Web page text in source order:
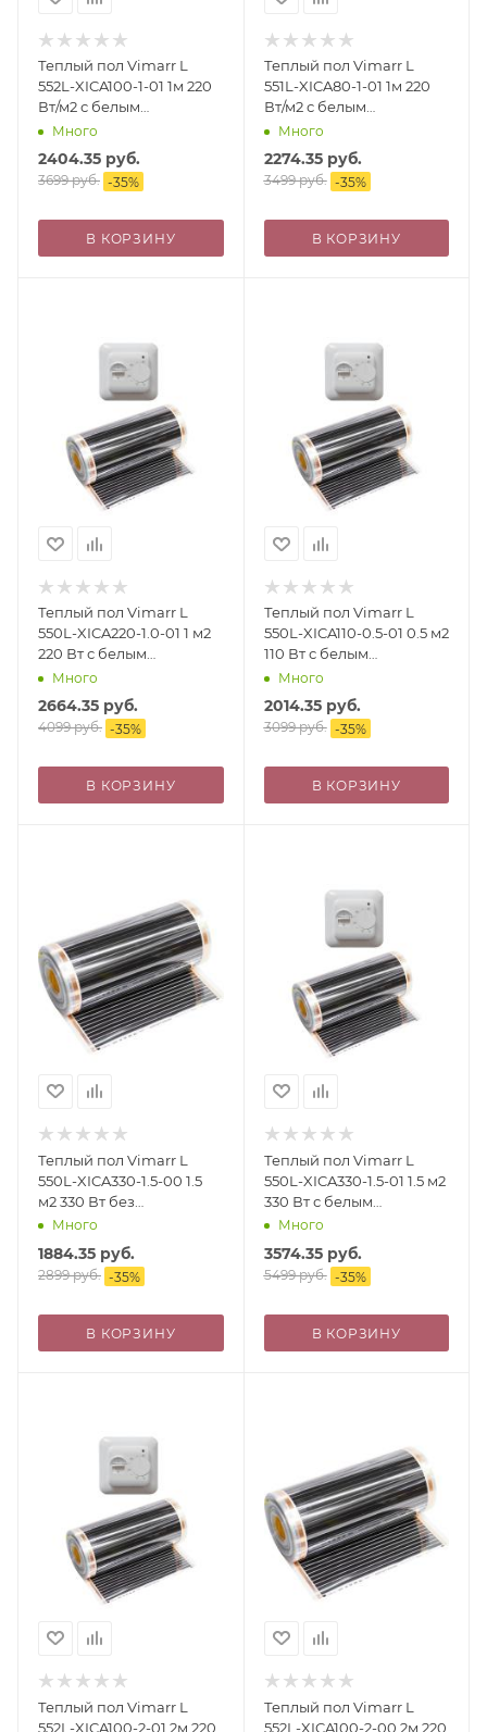
Теплый пол Vimarr L
552L-XICA100-1-01 1м 220
Вт/м2 с белым
механическим
терморегулятором
Много
2404.35 руб.
3699руб. -35%
В КОРЗИНУ
Теплый пол Vimarr L
551L-XICA80-1-01 1м 220
Вт/м2 с белым
механическим
терморегулятором
Много
2274.35руб.
3499руб. -35%
В КОРЗИНУ
Теплый пол Vimarr L
550L-XICA220-1.0-01 1 м2
220 Вт с белым
механическим
терморегулятором
Много
2664.35 руб.
4099руб. -35%
В КОРЗИНУ
Теплый пол Vimarr L
550L-XICA110-0.5-01 0.5 м2
110 Вт с белым
механическим
терморегулятором
Много
2014.35руб.
3099руб. -35%
В КОРЗИНУ
Теплый пол Vimarr L
550L-XICA330-1.5-00 1.5
м2 330 Вт без
терморегулятора
Много
1884.35 руб.
2899руб. -35%
В КОРЗИНУ
Теплый пол Vimarr L
550L-XICA330-1.5-01 1.5 м2
330 Вт с белым
механическим
терморегулятором
Много
3574.35руб.
5499руб. -35%
В КОРЗИНУ
Теплый пол Vimarr L
552L-XICA100-2-01 2м 220
Теплый пол Vimarr L
552L-XICA100-2-00 2м 220